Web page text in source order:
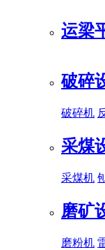
运梁
破碎
破碎机
采煤
采煤机
磨矿
磨粉机